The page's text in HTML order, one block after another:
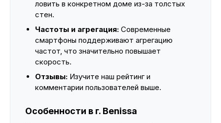
ловить в конкретном доме из-за толстых
стен.
Частоты и агрегация: Современные
смартфоны поддерживают агрегацию
частот, что значительно повышает
скорость.
Отзывы: Изучите наш рейтинг и
комментарии пользователей выше.
Особенности в г. Benissa